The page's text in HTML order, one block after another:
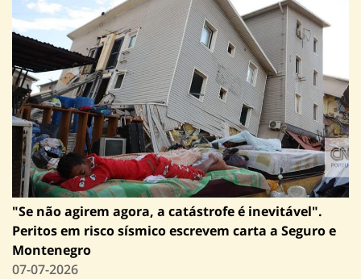
"Se não agirem agora, a catástrofe é inevitável".
Peritos em risco sísmico escrevem carta a Seguro e
Montenegro
07-07-2026